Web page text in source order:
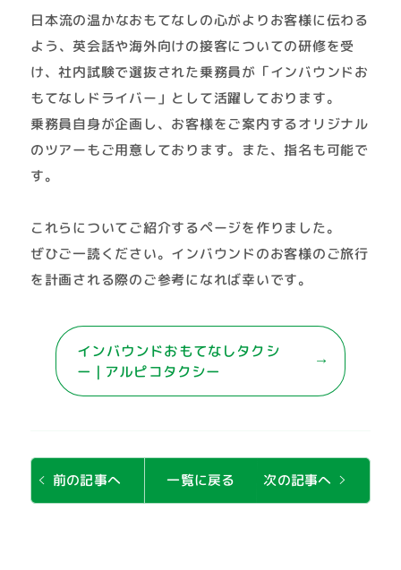
日本流の温かなおもてなしの心がよりお客様に伝わる
よう、英会話や海外向けの接客についての研修を受
け、社内試験で選抜された乗務員が「インバウンドお
もてなしドライバー」として活躍しております。
乗務員自身が企画し、お客様をご案内するオリジナル
のツアーもご用意しております。また、指名も可能で
す。
これらについてご紹介するページを作りました。
ぜひご一読ください。インバウンドのお客様のご旅行
を計画される際のご参考になれば幸いです。
インバウンドおもてなしタクシ
ー | アルピコタクシー
前の記事へ 一覧に戻る 次の記事へ